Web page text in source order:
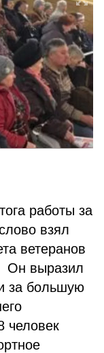
работы за
взял
ветеранов
Он выразил
за большую
человек